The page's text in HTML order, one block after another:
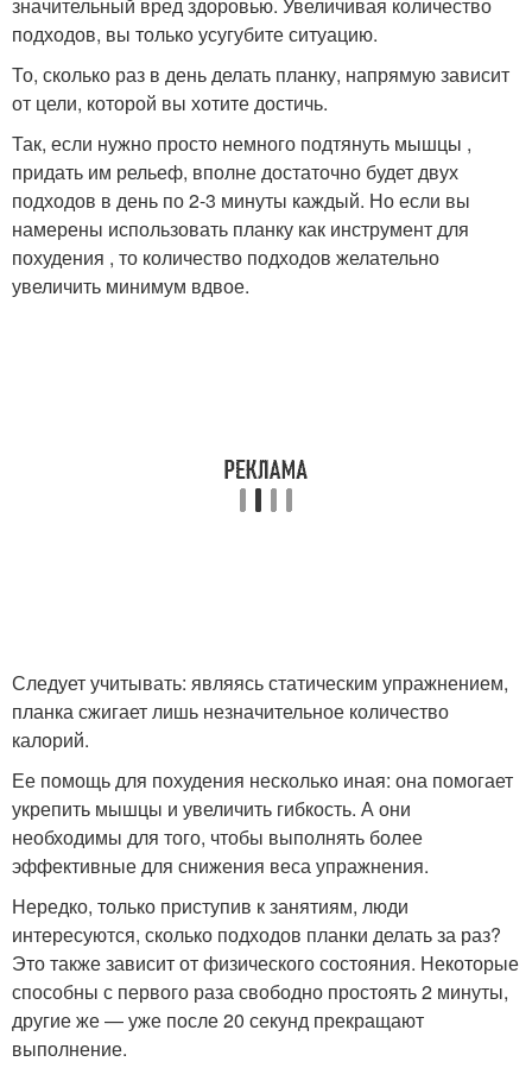
подходов, вы только усугубите ситуацию.
То, сколько раз в день делать планку, напрямую зависит
от цели, которой вы хотите достичь.
Так, если нужно просто немного подтянуть мышцы ,
придать им рельеф, вполне достаточно будет двух
подходов в день по 2-3 минуты каждый. Но если вы
намерены использовать планку как инструмент для
похудения , то количество подходов желательно
увеличить минимум вдвое.
Следует учитывать: являясь статическим упражнением,
планка сжигает лишь незначительное количество
калорий.
Ее помощь для похудения несколько иная: она помогает
укрепить мышцы и увеличить гибкость. А они
необходимы для того, чтобы выполнять более
эффективные для снижения веса упражнения.
Нередко, только приступив к занятиям, люди
интересуются, сколько подходов планки делать за раз?
Это также зависит от физического состояния. Некоторые
способны с первого раза свободно простоять 2 минуты,
другие же — уже после 20 секунд прекращают
выполнение.